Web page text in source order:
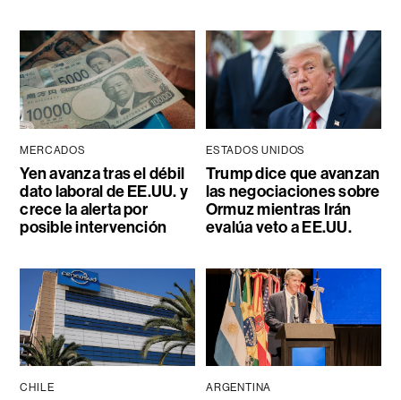
MERCADOS
Yen avanza tras el débil
dato laboral de EE.UU. y
crece la alerta por
posible intervención
ESTADOS UNIDOS
Trump dice que avanzan
las negociaciones sobre
Ormuz mientras Irán
evalúa veto a EE.UU.
CHILE ARGENTINA